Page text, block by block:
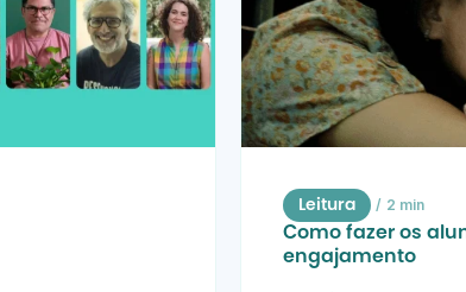
Leitura / 2 min
Como fazer os
engajamento